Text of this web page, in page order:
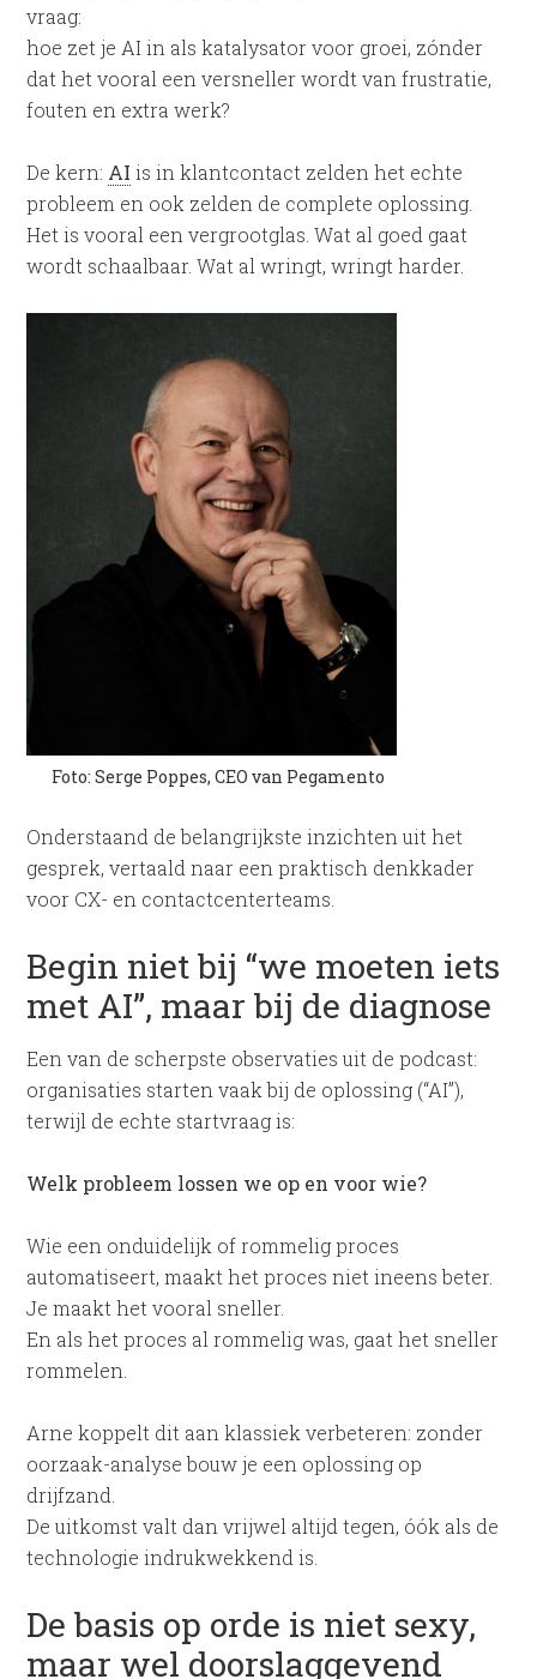
vraag:
hoe zet je AI in als katalysator voor groei, zónder
dat het vooral een versneller wordt van frustratie,
fouten en extra werk?
De kern: AI is in klantcontact zelden het echte
probleem en ook zelden de complete oplossing.
Het is vooral een vergrootglas. Wat al goed gaat
wordt schaalbaar. Wat al wringt, wringt harder.
Foto: Serge Poppes, CEO van Pegamento
Onderstaand de belangrijkste inzichten uit het
gesprek, vertaald naar een praktisch denkkader
voor CX- en contactcenterteams.
Begin niet bij “we moeten iets
met AI”, maar bij de diagnose
Een van de scherpste observaties uit de podcast:
organisaties starten vaak bij de oplossing (“AI”),
terwijl de echte startvraag is:
Welk probleem lossen we op en voor wie?
Wie een onduidelijk of rommelig proces
automatiseert, maakt het proces niet ineens beter.
Je maakt het vooral sneller.
En als het proces al rommelig was, gaat het sneller
rommelen.
Arne koppelt dit aan klassiek verbeteren: zonder
oorzaak-analyse bouw je een oplossing op
drijfzand.
De uitkomst valt dan vrijwel altijd tegen, óók als de
technologie indrukwekkend is.
De basis op orde is niet sexy,
maar wel doorslaggevend